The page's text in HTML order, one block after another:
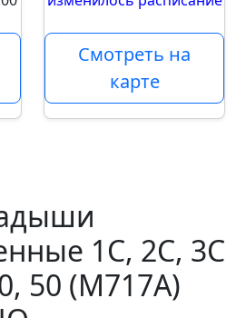
Смотреть на
карте
[1]
[18]
[1]
[0]
1C, 2C, 3C
50 (M717A)